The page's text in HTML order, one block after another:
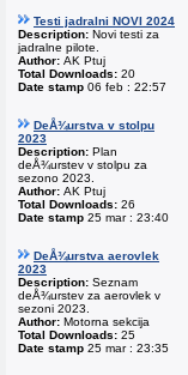
Testi jadralni NOVI 2024
Description: Novi testi za
jadralne pilote.
Author: AK Ptuj
Total Downloads: 20
Date stamp 06 feb : 22:57
DeÅ¾urstva v stolpu
2023
Description: Plan
deÅ¾urstev v stolpu za
sezono 2023.
Author: AK Ptuj
Total Downloads: 26
Date stamp 25 mar : 23:40
DeÅ¾urstva aerovlek
2023
Description: Seznam
deÅ¾urstev za aerovlek v
sezoni 2023.
Author: Motorna sekcija
Total Downloads: 25
Date stamp 25 mar : 23:35